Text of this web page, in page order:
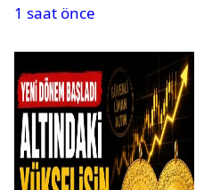
listesi
1 saat önce